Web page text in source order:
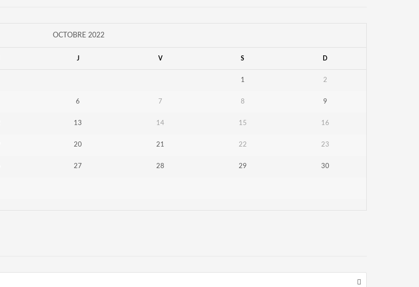
OCTOBRE 2022
J V S D
1 2
6 7 8 9
13 14 15 16
20 21 22 23
27 28 29 30